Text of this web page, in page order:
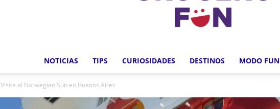
NOTICIAS TIPS CURIOSIDADES DESTINOS MODO FUN
Visita al Norwegian Sun en Buenos Aires